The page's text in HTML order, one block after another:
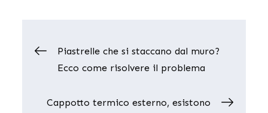
Navigazione
Piastrelle che si staccano dal muro?
Ecco come risolvere il problema
Cappotto termico esterno, esistono